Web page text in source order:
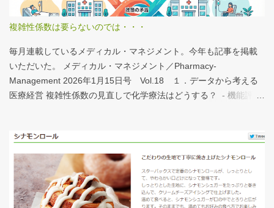
が、上のグラフのような情報が頭に入っていると、比較整理しや
する。立派な建物がある。武蔵国府の国司館（こくしのたち）を
復元したものだ。写真だけでは、大きさが分かりづらいはずだ。
今月訪れた武蔵国府跡 実際には10分の1サイズの模型なので、そ
れほど大きくない。人が一緒に写っている新聞記事（ （まちの記
憶）武蔵国府跡 東京都府中市：朝日新聞デジタル ）を見れば、
い。平均値で見ても情報は十分でないかもしれない。しかし、ヒ
ストグラムなどをあわせて見れば、相対的なポジションが分かり
やすい。朝日新聞の記事は、人が一緒に写っているので大きさを
把握しやすい。 そういえば、大きさ比較でタバコの箱を横に並べ
るのって、最近見かけないなぁ・・・。このご時世、タバコはNG
複雑性係数は要らないのでは・・・
毎月連載しているメディカル・マネジメント。今年も記事を掲載
いただいた。 メディカル・マネジメント／Pharmacy-
Management 2026年1月15日号 Vol.18 １．データから考える
医療経営 複雑性係数の見直しで化学療法はどうする？ - 機能評価
は微妙だ・・・と言い続けて10数年、ようやく見直されるよう
だ。ただ、その見直し内容も微妙では？？？というのが記事の主
旨。 AIにまとめさせるとこんな感じ。 日頃、各方面から「話が長
い」と言われているので、自分が話すよりAIが話した方がよいと
言われるのは時間の問題だろう。